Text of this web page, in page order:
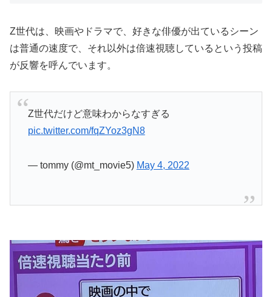
Z世代は、映画やドラマで、好きな俳優が出ているシーン
は普通の速度で、それ以外は倍速視聴しているという投稿
が反響を呼んでいます。
Z世代だけど意味わからなすぎる
pic.twitter.com/fqZYoz3gN8
— tommy (@mt_movie5) May 4, 2022